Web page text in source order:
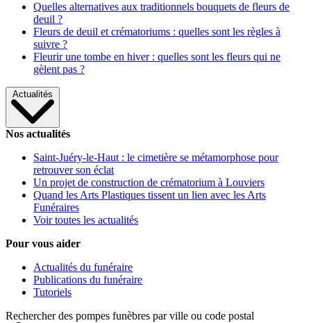
Quelles alternatives aux traditionnels bouquets de fleurs de
deuil ?
Fleurs de deuil et crématoriums : quelles sont les règles à
suivre ?
Fleurir une tombe en hiver : quelles sont les fleurs qui ne
gèlent pas ?
Actualités
Nos actualités
Saint-Juéry-le-Haut : le cimetière se métamorphose pour
retrouver son éclat
Un projet de construction de crématorium à Louviers
Quand les Arts Plastiques tissent un lien avec les Arts
Funéraires
Voir toutes les actualités
Pour vous aider
Actualités du funéraire
Publications du funéraire
Tutoriels
Rechercher des pompes funèbres par ville ou code postal